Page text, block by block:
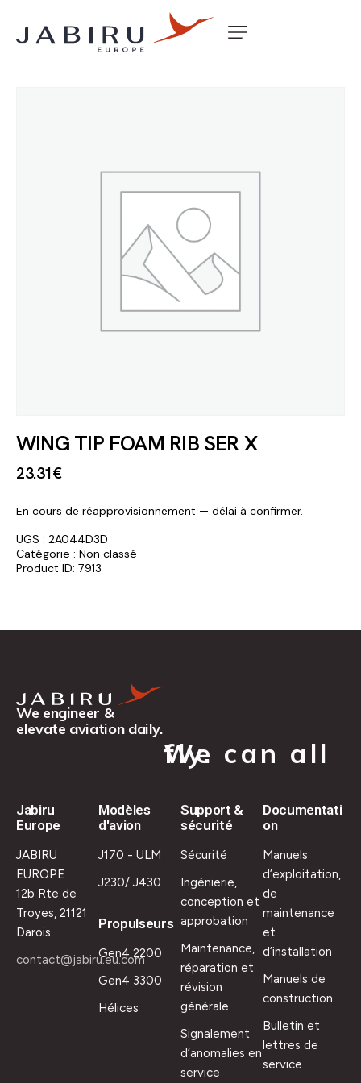
Accueil Non classé
WING TIP FOAM RIB SER X
23.31€
En cours de réapprovisionnement — délai à confirmer.
UGS : 2A044D3D
Catégorie : Non classé
Product ID: 7913
We engineer &
elevate aviation daily.
We can all fly.
Jabiru
Europe
JABIRU
EUROPE
12b Rte de
Troyes, 21121
Darois
contact@jabiru.eu.com
Modèles
d'avion
J170 - ULM
J230/ J430
Propulseurs
Gen4 2200
Gen4 3300
Hélices
Support &
sécurité
Sécurité
Ingénierie,
conception et
approbation
Maintenance,
réparation et
révision
générale
Signalement
d’anomalies en
service
Documentati
on
Manuels
d’exploitation,
de
maintenance
et
d’installation
Manuels de
construction
Bulletin et
lettres de
service